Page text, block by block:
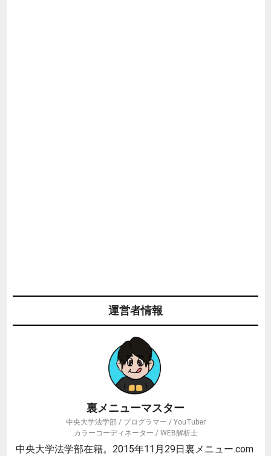
運営者情報
裏メニューマスター
中央大学法学部 / プログラマー / YouTuber
カラーコーディネーター / WEB解析士
中央大学法学部在籍。2015年11月29日裏メニュー.com